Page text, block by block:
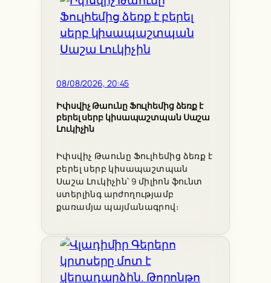
08/08/2026, 20:45
Իփսվիչ Թաունը Ֆուլհեմից ձեռք է
բերել սերբ կիսապաշտպան Սաշա
Լուկիչին
Իփսվիչ Թաունը Ֆուլհեմից ձեռք է
բերել սերբ կիսապաշտպան
Սաշա Լուկիչին՝ 9 միլիոն ֆունտ
ստերլինգ արժողությամբ
քառամյա պայմանագրով։